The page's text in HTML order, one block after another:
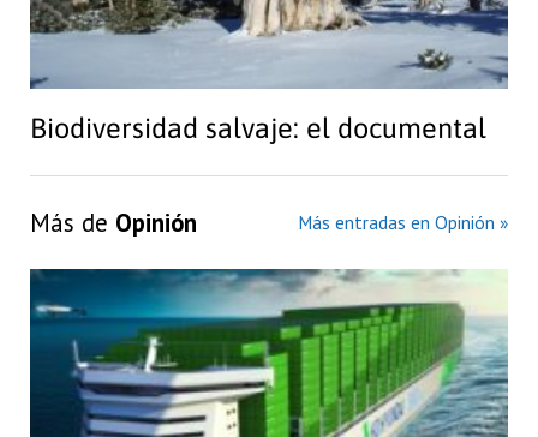
Biodiversidad salvaje: el documental
Más de Opinión Más entradas en Opinión »